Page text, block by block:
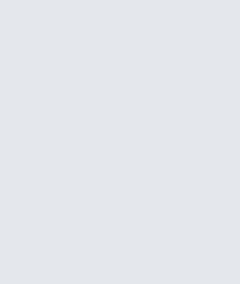
5V
0.5A / 500mA